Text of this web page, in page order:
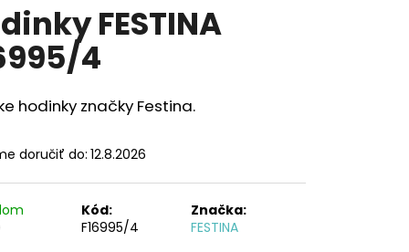
FESTINA
4
hodinky značky Festina.
doručiť do: 12.8.2026
Kód:
F16995/4
Značka:
FESTINA